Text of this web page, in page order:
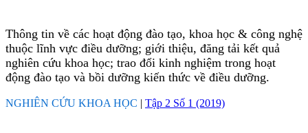
Thông tin về các hoạt động đào tạo, khoa học & công nghệ
thuộc lĩnh vực điều dưỡng; giới thiệu, đăng tải kết quả
nghiên cứu khoa học; trao đổi kinh nghiệm trong hoạt
động đào tạo và bồi dưỡng kiến thức về điều dưỡng.
NGHIÊN CỨU KHOA HỌC | Tập 2 Số 1 (2019)